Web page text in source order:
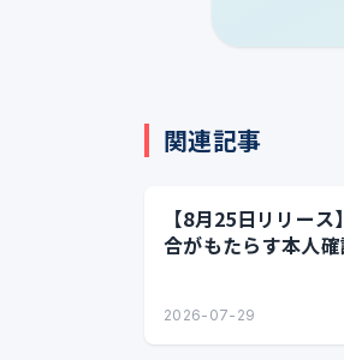
関連記事
【8月25日リリー
合がもたらす本人
2026-07-29